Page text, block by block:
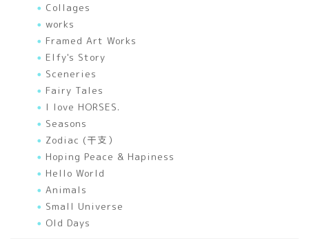
Collages
works
Framed Art Works
Elfy's Story
Sceneries
Fairy Tales
I love HORSES.
Seasons
Zodiac (干支）
Hoping Peace & Hapiness
Hello World
Animals
Small Universe
Old Days